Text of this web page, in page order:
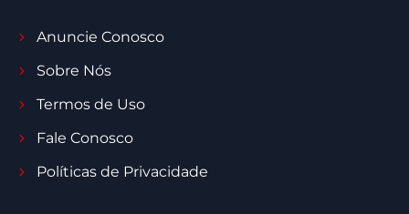
Anuncie Conosco
Sobre Nós
Termos de Uso
Fale Conosco
Políticas de Privacidade